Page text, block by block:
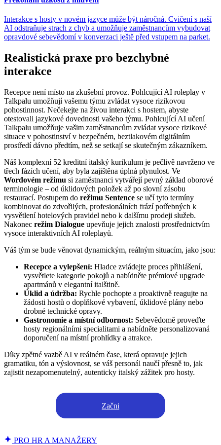
Interakce s hosty v novém jazyce může být náročná. Cvičení s naší
AI odstraňuje strach z chyb a umožňuje zaměstnancům vybudovat
opravdové sebevědomí v konverzaci ještě před vstupem na parket.
Realistická praxe pro bezchybné
interakce
Recepce není místo na zkušební provoz. Pohlcující AI roleplay v
Talkpalu umožňují vašemu týmu zvládat vysoce rizikovou
pohostinnost. Nečekejte na živou interakci s hostem, abyste
otestovali jazykové dovednosti vašeho týmu. Pohlcující AI učení
Talkpalu umožňuje vašim zaměstnancům zvládat vysoce rizikové
situace v pohostinství v bezpečném, beztlakovém digitálním
prostředí dávno předtím, než se setkají se skutečným zákazníkem.
Náš komplexní 52 kreditní italský kurikulum je pečlivě navrženo ve
třech fázích učení, aby byla zajištěna úplná plynulost. Ve
Wordovém režimu si zaměstnanci vytvářejí pevný základ oborové
terminologie – od úklidových položek až po slovní zásobu
restaurací. Postupem do režimu Sentence se učí tyto termíny
kombinovat do zdvořilých, profesionálních frází potřebných k
vysvětlení hotelových pravidel nebo k dalšímu prodeji služeb.
Nakonec režim Dialogue upevňuje jejich znalosti prostřednictvím
vysoce interaktivních AI roleplayů.
Váš tým se bude věnovat dynamickým, reálným situacím, jako jsou:
Recepce a vylepšení: Hladce zvládejte proces přihlášení,
vysvětlete kategorie pokojů a nabídněte prémiové upgrade
apartmánů v elegantní italštině.
Úklid a údržba: Rychle pochopte a proaktivně reagujte na
žádosti hostů o doplňkové vybavení, úklidové plány nebo
drobné technické opravy.
Gastronomie a místní odbornost: Sebevědomě proveďte
hosty regionálními specialitami a nabídněte personalizovaná
doporučení na místní prohlídky a atrakce.
Díky zpětné vazbě AI v reálném čase, která opravuje jejich
gramatiku, tón a výslovnost, se váš personál naučí přesně to, jak
zajistit nezapomenutelný, autenticky italský zážitek pro hosty.
Začni
PRO HR A MANAŽERY